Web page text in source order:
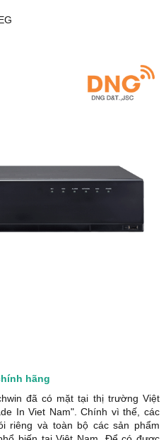
hãng
đã có mặt tại thị trường Việt
In Viet Nam". Chính vì thế, các
riêng và toàn bộ các sản phẩm